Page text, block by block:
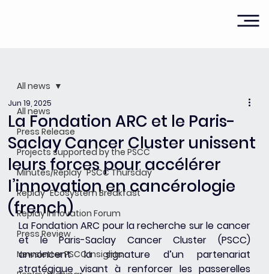
All news
Press Release
Projects supported by the PSCC
Minutes/Replay "PSCC Thursday"
Replay "Ecosystem Breakfast"
Replay Innovation Forum
Press Review
Newsletter PSCC Insights
All news
La Fondation ARC et le Paris-
Saclay Cancer Cluster unissent
leurs forces pour accélérer
l’innovation en cancérologie
(french)
Jun 19, 2025
La Fondation ARC pour la recherche sur le cancer
et le Paris-Saclay Cancer Cluster (PSCC)
annoncent la signature d’un partenariat
stratégique visant à renforcer les passerelles